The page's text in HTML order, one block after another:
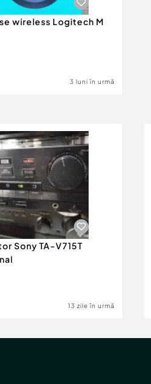
wireless Logitech M
3 luni în urmă
Sony TA-V715T
13 zile în urmă